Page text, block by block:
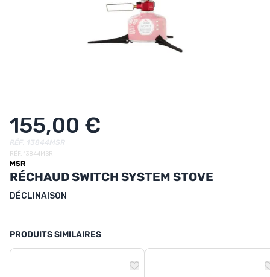
MES FAVORIS
LE BLOG DES TONTONS
CONTACT
155,00 €
RÉF. 13844MSR
RÉF. 13844MSR
MSR
RÉCHAUD SWITCH SYSTEM STOVE
DÉCLINAISON
PRODUITS SIMILAIRES